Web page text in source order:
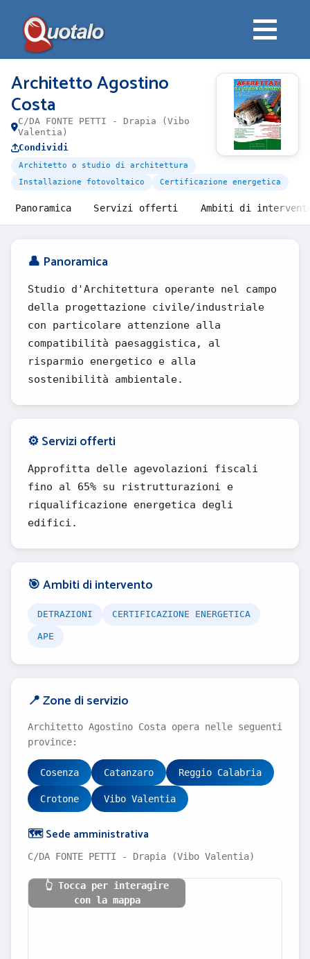
Architetto Agostino
Costa
C/DA FONTE PETTI - Drapia (Vibo
Valentia)
Condividi
Architetto o studio di architettura
Installazione fotovoltaico
Certificazione energetica
Panoramica Servizi offerti Ambiti di
👤 Panoramica
Studio d'Architettura operante nel campo
della progettazione civile/industriale
con particolare attenzione alla
compatibilità paesaggistica, al
risparmio energetico e alla
sostenibilità ambientale.
⚙️ Servizi offerti
Approfitta delle agevolazioni fiscali
fino al 65% su ristrutturazioni e
riqualificazione energetica degli
edifici.
🎯 Ambiti di intervento
DETRAZIONI CERTIFICAZIONE ENERGETICA
APE
📍 Zone di servizio
Architetto Agostino Costa opera nelle seguenti
province:
Cosenza Catanzaro Reggio Calabria
Crotone Vibo Valentia
🗺️ Sede amministrativa
C/DA FONTE PETTI - Drapia (Vibo Valentia)
👆 Tocca per interagire
con la mappa